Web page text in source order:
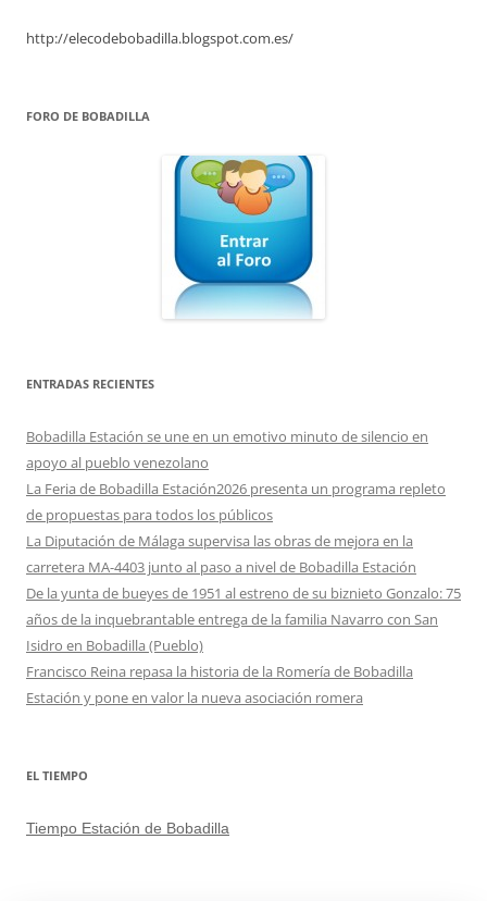
http://elecodebobadilla.blogspot.com.es/
FORO DE BOBADILLA
ENTRADAS RECIENTES
Bobadilla Estación se une en un emotivo minuto de silencio en
apoyo al pueblo venezolano
La Feria de Bobadilla Estación2026 presenta un programa repleto
de propuestas para todos los públicos
La Diputación de Málaga supervisa las obras de mejora en la
carretera MA-4403 junto al paso a nivel de Bobadilla Estación
De la yunta de bueyes de 1951 al estreno de su biznieto Gonzalo: 75
años de la inquebrantable entrega de la familia Navarro con San
Isidro en Bobadilla (Pueblo)
Francisco Reina repasa la historia de la Romería de Bobadilla
Estación y pone en valor la nueva asociación romera
EL TIEMPO
Tiempo Estación de Bobadilla